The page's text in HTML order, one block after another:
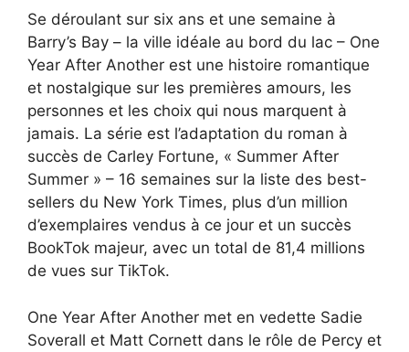
Se déroulant sur six ans et une semaine à
Barry’s Bay – la ville idéale au bord du lac – One
Year After Another est une histoire romantique
et nostalgique sur les premières amours, les
personnes et les choix qui nous marquent à
jamais. La série est l’adaptation du roman à
succès de Carley Fortune, « Summer After
Summer » – 16 semaines sur la liste des best-
sellers du New York Times, plus d’un million
d’exemplaires vendus à ce jour et un succès
BookTok majeur, avec un total de 81,4 millions
de vues sur TikTok.
One Year After Another met en vedette Sadie
Soverall et Matt Cornett dans le rôle de Percy et